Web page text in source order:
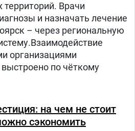
Врачи
и назначать лечение
– через региональную
организациями
по чёткому
на чем не стоит
сэкономить